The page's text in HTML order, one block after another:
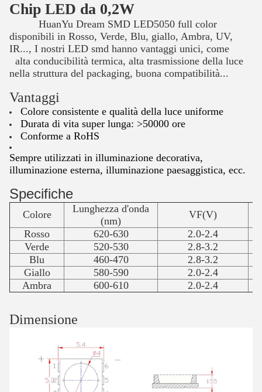
Chip LED da 0,2W
HuanYu Dream SMD LED5050 full color
disponibili in Rosso, Verde, Blu, giallo, Ambra, UV,
IR..., I nostri LED smd hanno vantaggi unici, come
alta conducibilità termica, alta trasmissione della luce
nella struttura del packaging, buona compatibilità...
Vantaggi
Colore consistente e qualità della luce uniforme
Durata di vita super lunga: >50000 ore
Conforme a RoHS
Sempre utilizzati in illuminazione decorativa,
illuminazione esterna, illuminazione paesaggistica, ecc.
Specifiche
Colore
Lunghezza d'onda
(nm)
VF(V)
Rosso
620-630
2.0-2.4
Verde
520-530
2.8-3.2
Blu
460-470
2.8-3.2
Giallo
580-590
2.0-2.4
Ambra
600-610 2.0-2.4
Dimensione